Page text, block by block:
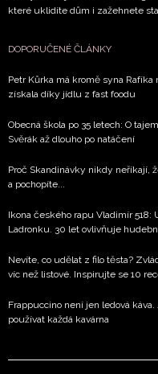
které uklidíte dům i zažehnete
DOPORUČENÉ ČLÁNKY
Petr Kůrka má kromě syna
získala díky jídlu z fast foodu
Obecná škola po 35 letech: O
Svěrák až dlouho po natáčení
Proč Skandinávky nikdy neříkají,
a pochopíte...
Ikona českého rapu Vladimír 518:
Ladronku. 30 let ovlivňuje
Nevíte, co udělat z filo těsta?
víc než listové. Inspirujte se 10
Frappuccino není jen ledová
používat každá kavárna